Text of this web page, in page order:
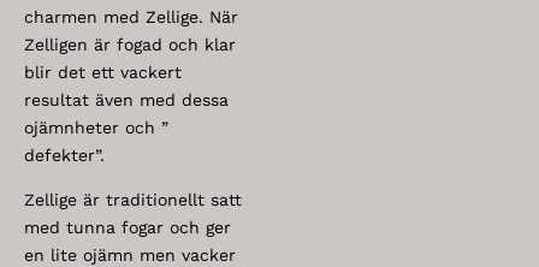
charmen med Zellige. När
Zelligen är fogad och klar
blir det ett vackert
resultat även med dessa
ojämnheter och ”
defekter”.
Zellige är traditionellt satt
med tunna fogar och ger
en lite ojämn men vacker